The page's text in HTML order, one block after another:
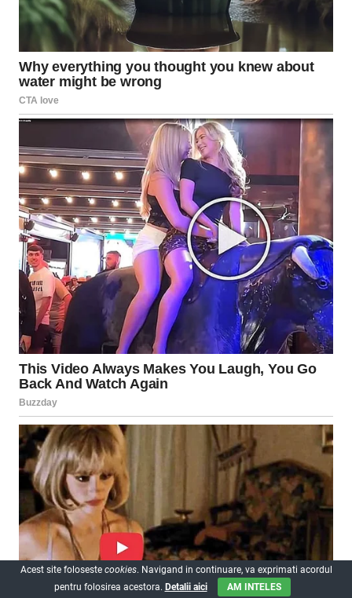
Acest site foloseste cookies. Navigand in continuare, va exprimati acordul
pentru folosirea acestora. Detalii aici AM INTELES